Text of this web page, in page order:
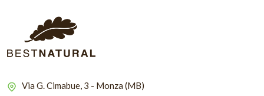
Via G. Cimabue, 3 - Monza (MB)